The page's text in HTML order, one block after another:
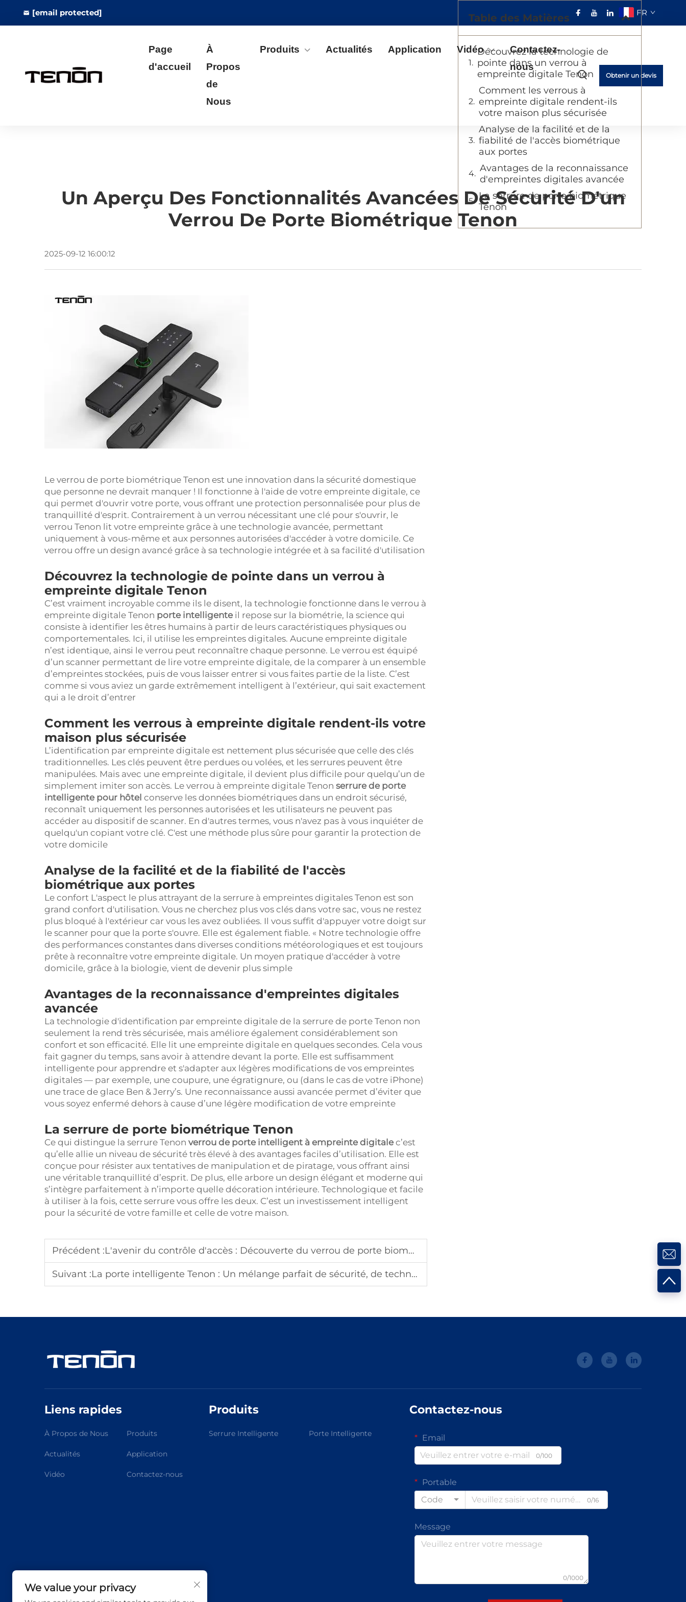
[email protected] FR
Page
d'accueil
À
Propos
de
Nous
Produits Actualités Application Vidéo
Contactez-
nous
Obtenir un devis
Un Aperçu Des Fonctionnalités Avancées De Sécurité D'un
Verrou De Porte Biométrique Tenon
2025-09-12 16:00:12
Le verrou de porte biométrique Tenon est une innovation dans la sécurité domestique
que personne ne devrait manquer ! Il fonctionne à l'aide de votre empreinte digitale, ce
qui permet d'ouvrir votre porte, vous offrant une protection personnalisée pour plus de
tranquillité d'esprit. Contrairement à un verrou nécessitant une clé pour s'ouvrir, le
verrou Tenon lit votre empreinte grâce à une technologie avancée, permettant
uniquement à vous-même et aux personnes autorisées d'accéder à votre domicile. Ce
verrou offre un design avancé grâce à sa technologie intégrée et à sa facilité d'utilisation
Découvrez la technologie de pointe dans un verrou à
empreinte digitale Tenon
C’est vraiment incroyable comme ils le disent, la technologie fonctionne dans le verrou à
empreinte digitale Tenon porte intelligente il repose sur la biométrie, la science qui
consiste à identifier les êtres humains à partir de leurs caractéristiques physiques ou
comportementales. Ici, il utilise les empreintes digitales. Aucune empreinte digitale
n’est identique, ainsi le verrou peut reconnaître chaque personne. Le verrou est équipé
d’un scanner permettant de lire votre empreinte digitale, de la comparer à un ensemble
d’empreintes stockées, puis de vous laisser entrer si vous faites partie de la liste. C’est
comme si vous aviez un garde extrêmement intelligent à l’extérieur, qui sait exactement
qui a le droit d’entrer
Comment les verrous à empreinte digitale rendent-ils votre
maison plus sécurisée
L’identification par empreinte digitale est nettement plus sécurisée que celle des clés
traditionnelles. Les clés peuvent être perdues ou volées, et les serrures peuvent être
manipulées. Mais avec une empreinte digitale, il devient plus difficile pour quelqu’un de
simplement imiter son accès. Le verrou à empreinte digitale Tenon serrure de porte
intelligente pour hôtel conserve les données biométriques dans un endroit sécurisé,
reconnaît uniquement les personnes autorisées et les utilisateurs ne peuvent pas
accéder au dispositif de scanner. En d'autres termes, vous n'avez pas à vous inquiéter de
quelqu'un copiant votre clé. C'est une méthode plus sûre pour garantir la protection de
votre domicile
Analyse de la facilité et de la fiabilité de l'accès
biométrique aux portes
Le confort L'aspect le plus attrayant de la serrure à empreintes digitales Tenon est son
grand confort d'utilisation. Vous ne cherchez plus vos clés dans votre sac, vous ne restez
plus bloqué à l'extérieur car vous les avez oubliées. Il vous suffit d'appuyer votre doigt sur
le scanner pour que la porte s'ouvre. Elle est également fiable. « Notre technologie offre
des performances constantes dans diverses conditions météorologiques et est toujours
prête à reconnaître votre empreinte digitale. Un moyen pratique d'accéder à votre
domicile, grâce à la biologie, vient de devenir plus simple
Avantages de la reconnaissance d'empreintes digitales
avancée
La technologie d'identification par empreinte digitale de la serrure de porte Tenon non
seulement la rend très sécurisée, mais améliore également considérablement son
confort et son efficacité. Elle lit une empreinte digitale en quelques secondes. Cela vous
fait gagner du temps, sans avoir à attendre devant la porte. Elle est suffisamment
intelligente pour apprendre et s'adapter aux légères modifications de vos empreintes
digitales — par exemple, une coupure, une égratignure, ou (dans le cas de votre iPhone)
une trace de glace Ben & Jerry’s. Une reconnaissance aussi avancée permet d’éviter que
vous soyez enfermé dehors à cause d’une légère modification de votre empreinte
La serrure de porte biométrique Tenon
Ce qui distingue la serrure Tenon verrou de porte intelligent à empreinte digitale c’est
qu’elle allie un niveau de sécurité très élevé à des avantages faciles d’utilisation. Elle est
conçue pour résister aux tentatives de manipulation et de piratage, vous offrant ainsi
une véritable tranquillité d’esprit. De plus, elle arbore un design élégant et moderne qui
s’intègre parfaitement à n’importe quelle décoration intérieure. Technologique et facile
à utiliser à la fois, cette serrure vous offre les deux. C’est un investissement intelligent
pour la sécurité de votre famille et celle de votre maison.
Précédent :L'avenir du contrôle d'accès : Découverte du verrou de porte biométrique Tenon
Suivant :La porte intelligente Tenon : Un mélange parfait de sécurité, de technologie et de style
Table des Matières
Découvrez la technologie de
pointe dans un verrou à
empreinte digitale Tenon
Comment les verrous à
empreinte digitale rendent-ils
votre maison plus sécurisée
Analyse de la facilité et de la
fiabilité de l'accès biométrique
aux portes
Avantages de la reconnaissance
d'empreintes digitales avancée
La serrure de porte biométrique
Tenon
Liens rapides
À Propos de Nous Produits
Actualités Application
Vidéo Contactez-nous
Produits
Serrure Intelligente Porte Intelligente
Contactez-nous
Email
0/100
Portable
Code
0/16
Message
0/1000
We value your privacy